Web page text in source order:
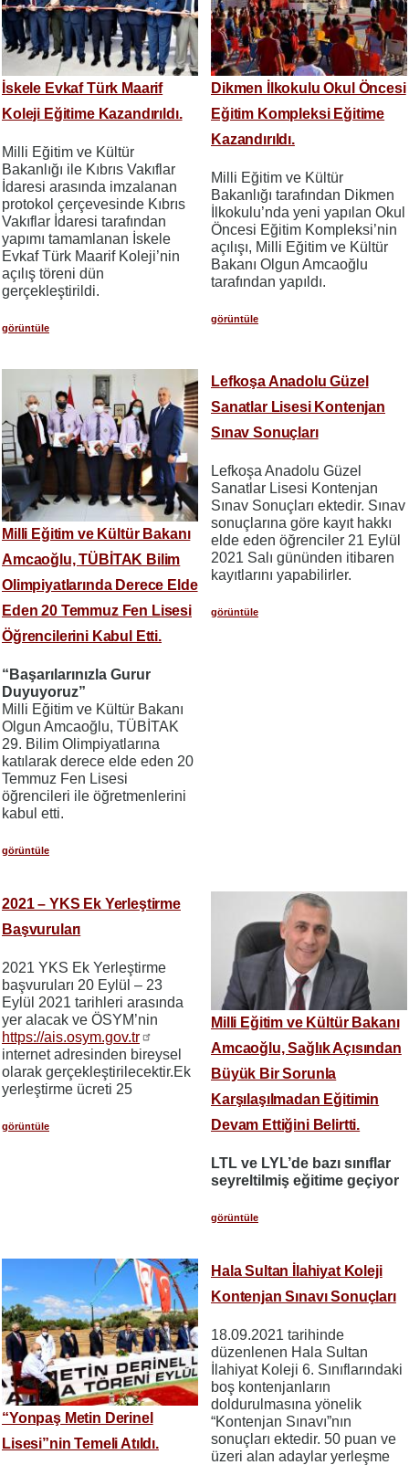
İskele Evkaf Türk Maarif
Koleji Eğitime Kazandırıldı.
Milli Eğitim ve Kültür
Bakanlığı ile Kıbrıs Vakıflar
İdaresi arasında imzalanan
protokol çerçevesinde Kıbrıs
Vakıflar İdaresi tarafından
yapımı tamamlanan İskele
Evkaf Türk Maarif Koleji’nin
açılış töreni dün
gerçekleştirildi.
görüntüle
Dikmen İlkokulu Okul Öncesi
Eğitim Kompleksi Eğitime
Kazandırıldı.
Milli Eğitim ve Kültür
Bakanlığı tarafından Dikmen
İlkokulu’nda yeni yapılan Okul
Öncesi Eğitim Kompleksi’nin
açılışı, Milli Eğitim ve Kültür
Bakanı Olgun Amcaoğlu
tarafından yapıldı.
görüntüle
Milli Eğitim ve Kültür Bakanı
Amcaoğlu, TÜBİTAK Bilim
Olimpiyatlarında Derece Elde
Eden 20 Temmuz Fen Lisesi
Öğrencilerini Kabul Etti.
“Başarılarınızla Gurur
Duyuyoruz”
Milli Eğitim ve Kültür Bakanı
Olgun Amcaoğlu, TÜBİTAK
29. Bilim Olimpiyatlarına
katılarak derece elde eden 20
Temmuz Fen Lisesi
öğrencileri ile öğretmenlerini
kabul etti.
görüntüle
Lefkoşa Anadolu Güzel
Sanatlar Lisesi Kontenjan
Sınav Sonuçları
Lefkoşa Anadolu Güzel
Sanatlar Lisesi Kontenjan
Sınav Sonuçları ektedir. Sınav
sonuçlarına göre kayıt hakkı
elde eden öğrenciler 21 Eylül
2021 Salı gününden itibaren
kayıtlarını yapabilirler.
görüntüle
2021 – YKS Ek Yerleştirme
Başvuruları
2021 YKS Ek Yerleştirme
başvuruları 20 Eylül – 23
Eylül 2021 tarihleri arasında
yer alacak ve ÖSYM’nin
https://ais.osym.gov.tr
internet adresinden bireysel
olarak gerçekleştirilecektir.Ek
yerleştirme ücreti 25
görüntüle
Milli Eğitim ve Kültür Bakanı
Amcaoğlu, Sağlık Açısından
Büyük Bir Sorunla
Karşılaşılmadan Eğitimin
Devam Ettiğini Belirtti.
LTL ve LYL’de bazı sınıflar
seyreltilmiş eğitime geçiyor
görüntüle
“Yonpaş Metin Derinel
Lisesi”nin Temeli Atıldı.
Hala Sultan İlahiyat Koleji
Kontenjan Sınavı Sonuçları
18.09.2021 tarihinde
düzenlenen Hala Sultan
İlahiyat Koleji 6. Sınıflarındaki
boş kontenjanların
doldurulmasına yönelik
“Kontenjan Sınavı”nın
sonuçları ektedir. 50 puan ve
üzeri alan adaylar yerleşme